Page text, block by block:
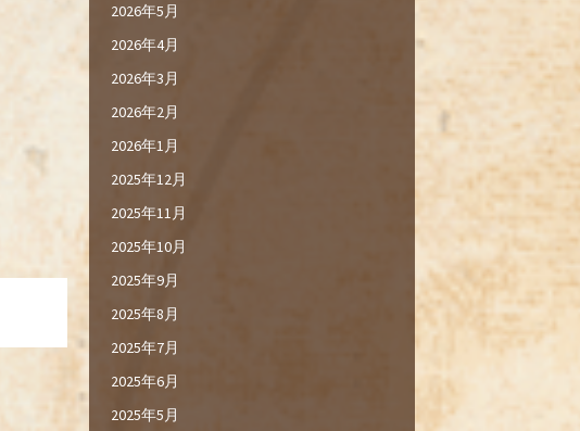
2026年5月
2026年4月
2026年3月
2026年2月
2026年1月
2025年12月
2025年11月
2025年10月
2025年9月
2025年8月
2025年7月
2025年6月
2025年5月